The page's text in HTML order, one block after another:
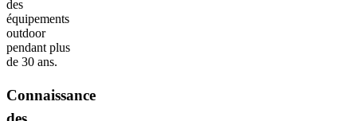
des
équipements
outdoor
pendant plus
de 30 ans.
Connaissance